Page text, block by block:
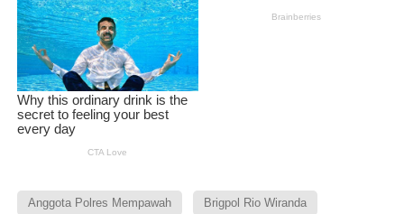
Anggota Polres Mempawah Brigpol Rio Wiranda